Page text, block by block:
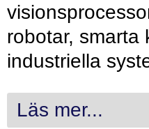
robotar, smarta
industriella
Läs mer...